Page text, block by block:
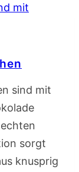
sind mit
sorgt
knusprig